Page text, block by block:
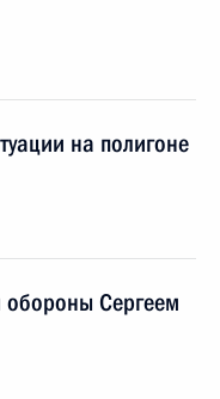
на полигоне
обороны Сергеем